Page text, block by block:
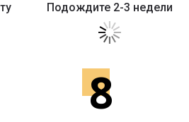
Подождите 2-3 недели
8